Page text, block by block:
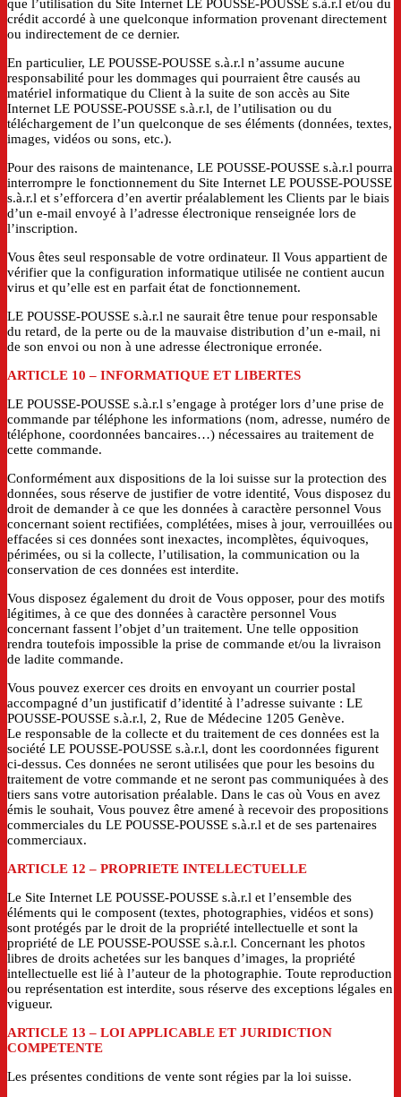
que l’utilisation du Site Internet LE POUSSE-POUSSE s.à.r.l et/ou du
crédit accordé à une quelconque information provenant directement
ou indirectement de ce dernier.
En particulier, LE POUSSE-POUSSE s.à.r.l n’assume aucune
responsabilité pour les dommages qui pourraient être causés au
matériel informatique du Client à la suite de son accès au Site
Internet LE POUSSE-POUSSE s.à.r.l, de l’utilisation ou du
téléchargement de l’un quelconque de ses éléments (données, textes,
images, vidéos ou sons, etc.).
Pour des raisons de maintenance, LE POUSSE-POUSSE s.à.r.l pourra
interrompre le fonctionnement du Site Internet LE POUSSE-POUSSE
s.à.r.l et s’efforcera d’en avertir préalablement les Clients par le biais
d’un e-mail envoyé à l’adresse électronique renseignée lors de
l’inscription.
Vous êtes seul responsable de votre ordinateur. Il Vous appartient de
vérifier que la configuration informatique utilisée ne contient aucun
virus et qu’elle est en parfait état de fonctionnement.
LE POUSSE-POUSSE s.à.r.l ne saurait être tenue pour responsable
du retard, de la perte ou de la mauvaise distribution d’un e-mail, ni
de son envoi ou non à une adresse électronique erronée.
ARTICLE 10– INFORMATIQUE ET LIBERTES
LE POUSSE-POUSSE s.à.r.l s’engage à protéger lors d’une prise de
commande par téléphone les informations (nom, adresse, numéro de
téléphone, coordonnées bancaires…) nécessaires au traitement de
cette commande.
Conformément aux dispositions de la loi suisse sur la protection des
données, sous réserve de justifier de votre identité, Vous disposez du
droit de demander à ce que les données à caractère personnel Vous
concernant soient rectifiées, complétées, mises à jour, verrouillées ou
effacées si ces données sont inexactes, incomplètes, équivoques,
périmées, ou si la collecte, l’utilisation, la communication ou la
conservation de ces données est interdite.
Vous disposez également du droit de Vous opposer, pour des motifs
légitimes, à ce que des données à caractère personnel Vous
concernant fassent l’objet d’un traitement. Une telle opposition
rendra toutefois impossible la prise de commande et/ou la livraison
de ladite commande.
Vous pouvez exercer ces droits en envoyant un courrier postal
accompagné d’un justificatif d’identité à l’adresse suivante : LE
POUSSE-POUSSE s.à.r.l, 2, Rue de Médecine 1205 Genève.
Le responsable de la collecte et du traitement de ces données est la
société LE POUSSE-POUSSE s.à.r.l, dont les coordonnées figurent
ci-dessus. Ces données ne seront utilisées que pour les besoins du
traitement de votre commande et ne seront pas communiquées à des
tiers sans votre autorisation préalable. Dans le cas où Vous en avez
émis le souhait, Vous pouvez être amené à recevoir des propositions
commerciales du LE POUSSE-POUSSE s.à.r.l et de ses partenaires
commerciaux.
ARTICLE 12– PROPRIETE INTELLECTUELLE
Le Site Internet LE POUSSE-POUSSE s.à.r.l et l’ensemble des
éléments qui le composent (textes, photographies, vidéos et sons)
sont protégés par le droit de la propriété intellectuelle et sont la
propriété de LE POUSSE-POUSSE s.à.r.l. Concernant les photos
libres de droits achetées sur les banques d’images, la propriété
intellectuelle est lié à l’auteur de la photographie. Toute reproduction
ou représentation est interdite, sous réserve des exceptions légales en
vigueur.
ARTICLE 13– LOI APPLICABLE ET JURIDICTION
COMPETENTE
Les présentes conditions de vente sont régies par la loi suisse.